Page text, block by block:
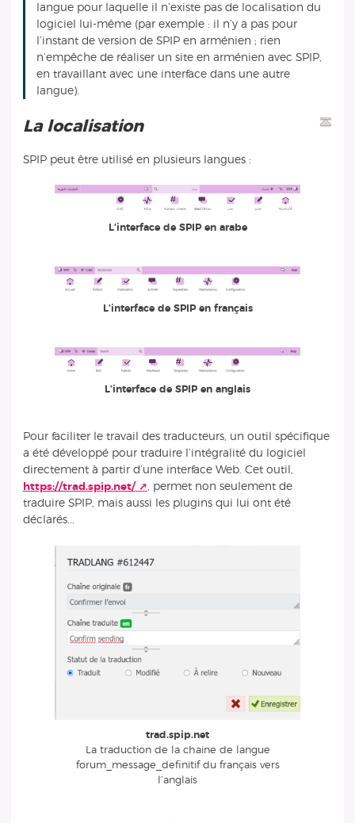
langue pour laquelle il n’existe pas de localisation du
logiciel lui-même (par exemple : il n’y a pas pour
l’instant de version de SPIP en arménien ; rien
n’empêche de réaliser un site en arménien avec SPIP,
en travaillant avec une interface dans une autre
langue).
La localisation
SPIP peut être utilisé en plusieurs langues :
L’interface de SPIP en arabe
L’interface de SPIP en français
L’interface de SPIP en anglais
Pour faciliter le travail des traducteurs, un outil spécifique
a été développé pour traduire l’intégralité du logiciel
directement à partir d’une interface Web. Cet outil,
https://trad.spip.net/
, permet non seulement de
traduire SPIP, mais aussi les plugins qui lui ont été
déclarés...
trad.spip.net
La traduction de la chaine de langue
forum_message_definitif du français vers
l’anglais